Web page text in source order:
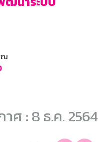
ณ
ศ : 8 ธ.ค. 2564